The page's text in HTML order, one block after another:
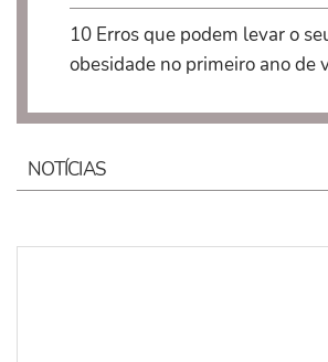
10 Erros que podem levar o
obesidade no primeiro ano de
NOTÍCIAS